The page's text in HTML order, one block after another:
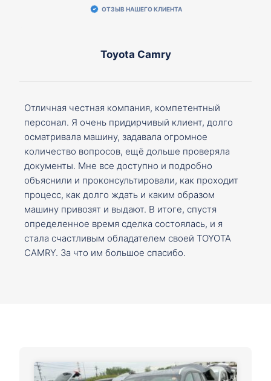
ОТЗЫВ НАШЕГО КЛИЕНТА
Toyota Camry
Отличная честная компания, компетентный
персонал. Я очень придирчивый клиент, долго
осматривала машину, задавала огромное
количество вопросов, ещё дольше проверяла
документы. Мне все доступно и подробно
объяснили и проконсультировали, как проходит
процесс, как долго ждать и каким образом
машину привозят и выдают. В итоге, спустя
определенное время сделка состоялась, и я
стала счастливым обладателем своей TOYOTA
CAMRY. За что им большое спасибо.